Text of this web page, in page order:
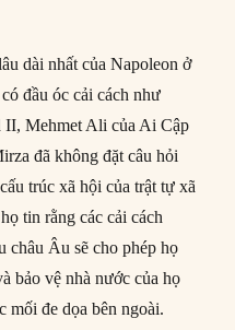
dài nhất của Napoleon ở
đầu óc cải cách như
II, Mehmet Ali của Ai Cập
đã không đặt câu hỏi
trúc xã hội của trật tự xã
tin rằng các cải cách
châu Âu sẽ cho phép họ
bảo vệ nhà nước của họ
mối đe dọa bên ngoài.